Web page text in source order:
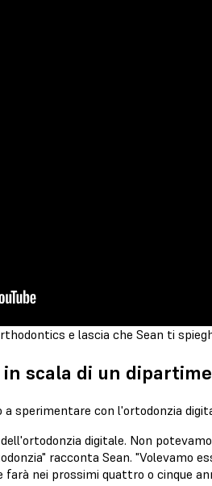
e lascia che Sean ti
scala di un
sperimentare con l'ortodonzia
digitale. Non
racconta Sean. "Volevamo
nei prossimi quattro o cinque